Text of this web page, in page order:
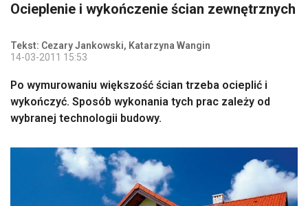
Ocieplenie i wykończenie ścian zewnętrznych
Tekst: Cezary Jankowski, Katarzyna Wangin
14-03-2011 15:53
Po wymurowaniu większość ścian trzeba ocieplić i
wykończyć. Sposób wykonania tych prac zależy od
wybranej technologii budowy.